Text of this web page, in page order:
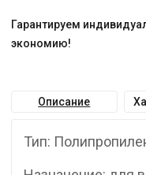
Гарантируем
экономию!
Описание
Тип: